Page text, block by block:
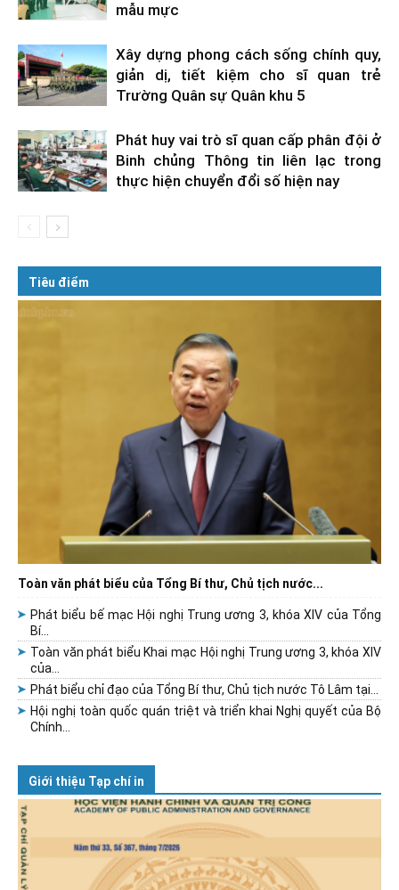
mẫu mực
Xây dựng phong cách sống chính quy,
giản dị, tiết kiệm cho sĩ quan trẻ
Trường Quân sự Quân khu 5
Phát huy vai trò sĩ quan cấp phân đội ở
Binh chủng Thông tin liên lạc trong
thực hiện chuyển đổi số hiện nay
Tiêu điểm
Toàn văn phát biểu của Tổng Bí thư, Chủ tịch nước...
Phát biểu bế mạc Hội nghị Trung ương 3, khóa XIV của Tổng
Bí...
Toàn văn phát biểu Khai mạc Hội nghị Trung ương 3, khóa XIV
của...
Phát biểu chỉ đạo của Tổng Bí thư, Chủ tịch nước Tô Lâm tại...
Hội nghị toàn quốc quán triệt và triển khai Nghị quyết của Bộ
Chính...
Giới thiệu Tạp chí in